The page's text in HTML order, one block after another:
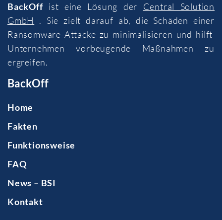
BackOffist eine Lösung der Central Solution
GmbH
. Sie zielt darauf ab, die Schäden einer
Ransomware-Attacke zu minimalisieren und hilft
Unternehmen vorbeugende Maßnahmen zu
ergreifen.
BackOff
Home
Fakten
Funktionsweise
FAQ
News – BSI
Kontakt